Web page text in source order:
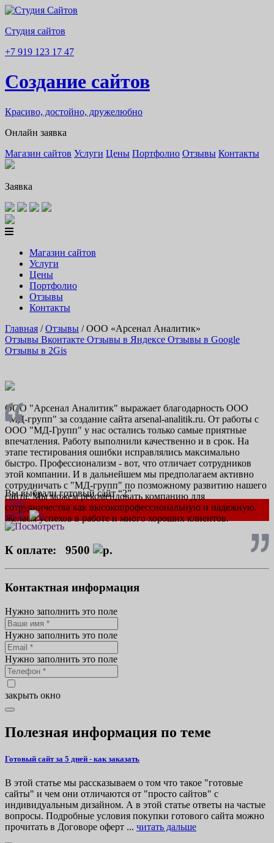
Студия сайтов
+7 919 123 17 47
Создание сайтов
Красиво, достойно, дружелюбно
Онлайн заявка
Магазин сайтов Услуги Цены Портфолио Отзывы Контакты
Заявка
Магазин сайтов
Услуги
Цены
Портфолио
Отзывы
Контакты
Главная / Отзывы / ООО «Арсенал Аналитик»
Отзывы Вконтакте Отзывы в Яндексе Отзывы в Google
Отзывы в 2Gis
ООО "Арсенал Аналитик" выражает благодарность ООО
"МД-групп" за создание сайта arsenal-analitik.ru. От работы с
ООО "МД-Групп" у нас остались только самые приятные
впечатления. Работу выполнили качественно и в срок. На
этапе тестирования ошибки исправлялись максимально
быстро. Профессионализм - вот, что отличает сотрудников
этой компании. И в дальнейшем мы предполагаем активно
сотрудничать с "МД-групп" по позможному развитию нашего
сайта. Мы можем рекомендовать компанию для
сотрудничества как высокопрофессиональную и надежную.
Желаем успехов в работе и много хороших клиентов.
Вы выбрали готовый сайт “2”
-30%
6700
К оплате: 9500
Контактная информация
Нужно заполнить это поле
Нужно заполнить это поле
Нужно заполнить это поле
закрыть окно
Полезная информация по теме
Готовый сайт за 5 дней - как заказать
В этой статье мы рассказываем о том что такое "готовые
сайты" и чем они отличаются от "просто сайтов" с
индивидуальным дизайном. А в этой статье ответы на частые
вопросы. Подробные условия покупки готового сайта можно
прочитать в Договоре оферт ... читать дальше